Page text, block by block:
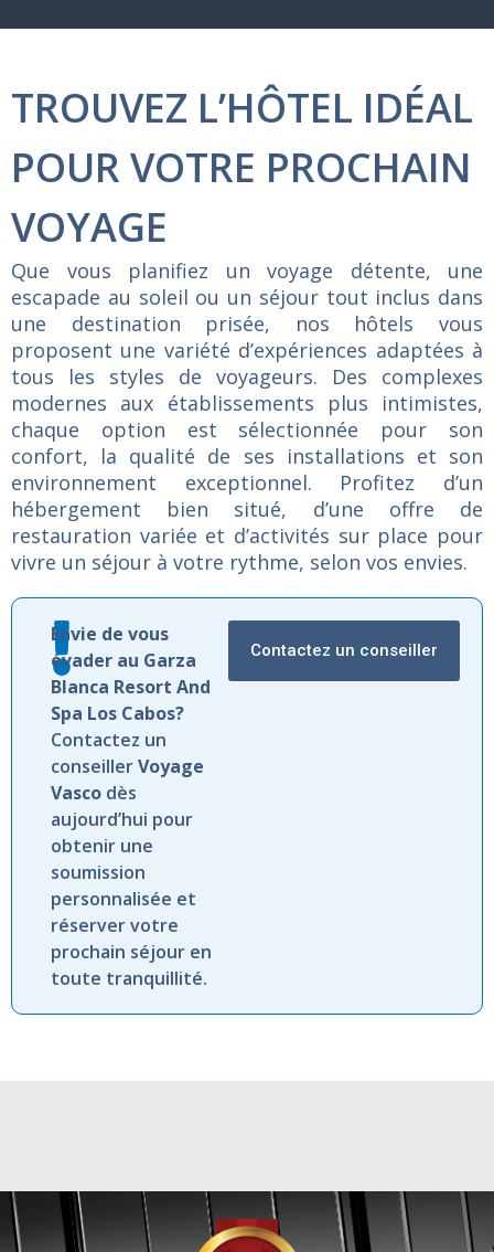
TROUVEZ L’HÔTEL IDÉAL
POUR VOTRE PROCHAIN
VOYAGE
Que vous planifiez un voyage détente, une
escapade au soleil ou un séjour tout inclus dans
une destination prisée, nos hôtelsvous
proposent une variété d’expériences adaptées à
tous les styles de voyageurs. Des complexes
modernes aux établissements plus intimistes,
chaque option est sélectionnée pour son
confort, la qualité de ses installations et son
environnement exceptionnel. Profitez d’un
hébergement bien situé, d’une offre de
restauration variée et d’activités sur place pour
vivre un séjour à votre rythme, selon vos envies.
Envie de vous
évader au Garza
Blanca Resort And
Spa Los Cabos?
Contactez un
conseillerVoyage
Vascodès
aujourd’hui pour
obtenir une
soumission
personnalisée et
réserver votre
prochain séjour en
toute tranquillité.
Contactez un conseiller